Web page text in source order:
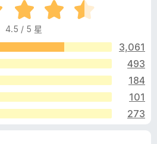
览
器
附
加
件
4.5 / 5 星
3,061
493
184
101
273